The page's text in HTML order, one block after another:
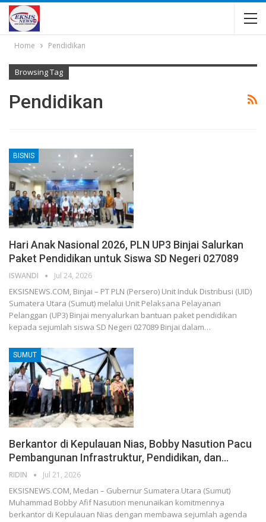
Home Pendidikan
Browsing Tag
Pendidikan
BISNIS
Hari Anak Nasional 2026, PLN UP3 Binjai Salurkan
Paket Pendidikan untuk Siswa SD Negeri 027089
ISWANDI Jul 24, 2026
EKSISNEWS.COM, Binjai – PT PLN (Persero) Unit Induk Distribusi (UID)
Sumatera Utara (Sumut) melalui Unit Pelaksana Pelayanan
Pelanggan (UP3) Binjai menyalurkan bantuan paket pendidikan
kepada sejumlah siswa SD Negeri 027089 Binjai dalam…
SUMUT
Berkantor di Kepulauan Nias, Bobby Nasution Pacu
Pembangunan Infrastruktur, Pendidikan, dan…
RIDIN Jul 21, 2026
EKSISNEWS.COM, Medan – Gubernur Sumatera Utara (Sumut)
Muhammad Bobby Afif Nasution menunaikan komitmennya
berkantor di Kepulauan Nias dengan membawa sejumlah agenda